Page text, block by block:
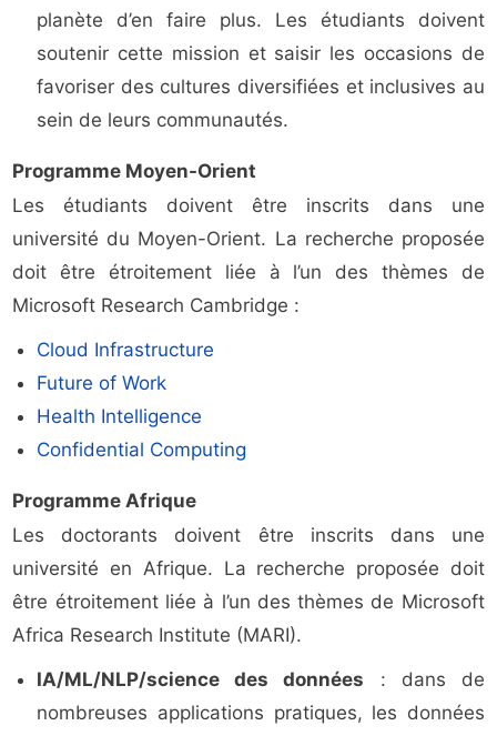
planète d’en faire plus. Les étudiants doivent
soutenir cette mission et saisir les occasions de
favoriser des cultures diversifiées et inclusives au
sein de leurs communautés.
Programme Moyen-Orient
Les étudiants doivent être inscrits dans une
université du Moyen-Orient. La recherche proposée
doit être étroitement liée à l’un des thèmes de
Microsoft Research Cambridge :
Cloud Infrastructure
Future of Work
Health Intelligence
Confidential Computing
Programme Afrique
Les doctorants doivent être inscrits dans une
université en Afrique. La recherche proposée doit
être étroitement liée à l’un des thèmes de Microsoft
Africa Research Institute (MARI).
IA/ML/NLP/science des données : dans de
nombreuses applications pratiques, les données